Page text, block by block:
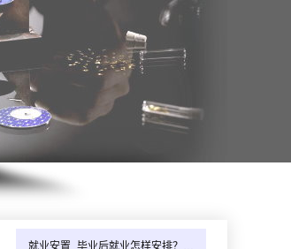
就业安置_毕业后就业怎样安排？…